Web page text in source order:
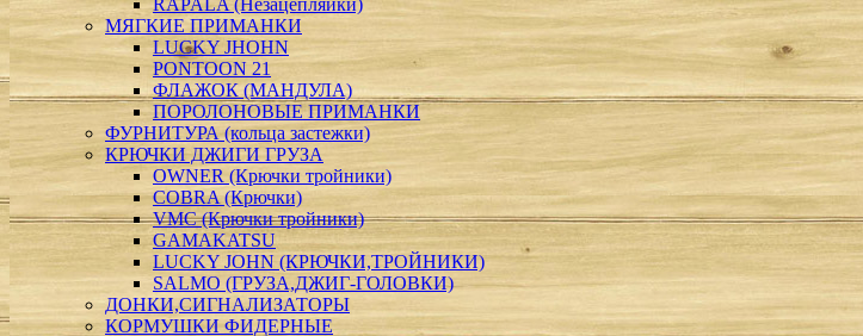
RAPALA (Незацепляйки)
МЯГКИЕ ПРИМАНКИ
LUCKY JHOHN
PONTOON 21
ФЛАЖОК (МАНДУЛА)
ПОРОЛОНОВЫЕ ПРИМАНКИ
ФУРНИТУРА (кольца застежки)
КРЮЧКИ ДЖИГИ ГРУЗА
OWNER (Крючки тройники)
COBRA (Крючки)
VMC (Крючки тройники)
GAMAKATSU
LUCKY JOHN (КРЮЧКИ,ТРОЙНИКИ)
SALMO (ГРУЗА,ДЖИГ-ГОЛОВКИ)
ДОНКИ,СИГНАЛИЗАТОРЫ
КОРМУШКИ ФИДЕРНЫЕ